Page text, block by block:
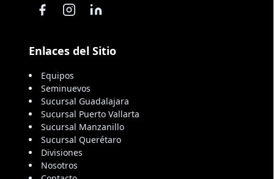
Enlaces del Sitio
Equipos
Seminuevos
Sucursal Guadalajara
Sucursal Puerto Vallarta
Sucursal Manzanillo
Sucursal Querétaro
Divisiones
Nosotros